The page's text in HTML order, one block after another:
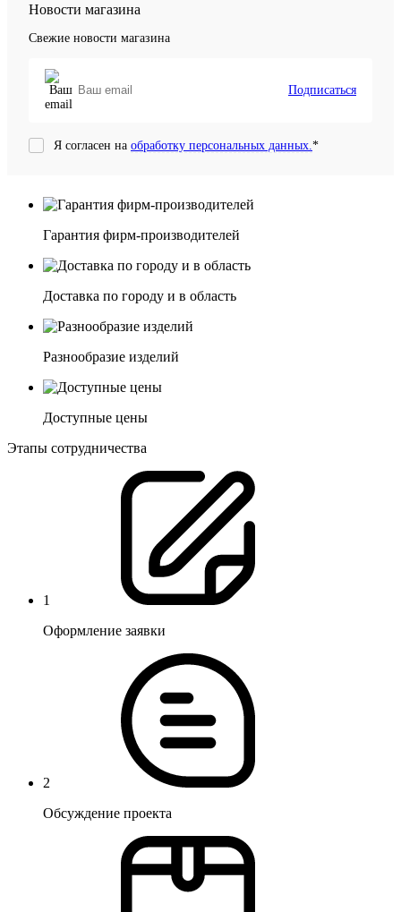
Новости магазина
Свежие новости магазина
Подписаться
Я согласен на обработку персональных данных.*
Гарантия фирм-производителей
Доставка по городу и в область
Разнообразие изделий
Доступные цены
Этапы сотрудничества
1
Оформление заявки
2
Обсуждение проекта